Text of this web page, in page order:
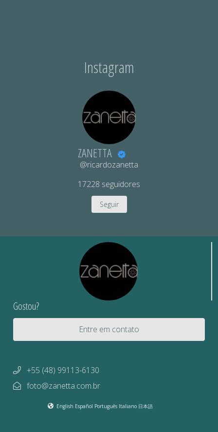
Instagram
ZANETTA
@ricardozanetta
17228 seguidores
Seguir
Gostou?
Entre em contato
+55 (48) 99113-6130
foto@zanetta.com.br
English Español Português Italiano 日本語